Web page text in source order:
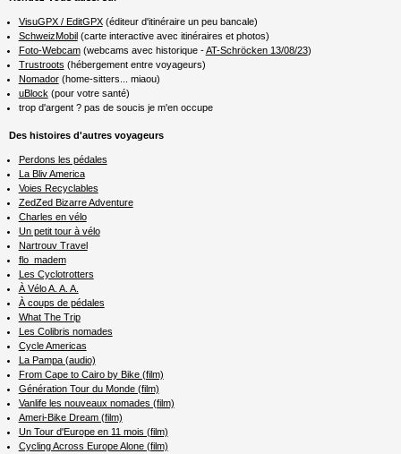
VisuGPX / EditGPX(éditeur d'itinéraire un peu bancale)
SchweizMobil(carte interactive avec itinéraires et photos)
Foto-Webcam(webcams avec historique -AT-Schröcken 13/08/23)
Trustroots (hébergement entre voyageurs)
Nomador(home-sitters... miaou)
uBlock (pour votre santé)
trop d'argent ? pas de soucis je m'en occupe
Des histoires d'autres voyageurs
Perdons les pédales
La Bliv America
Voies Recyclables
ZedZed Bizarre Adventure
Charles en vélo
Un petit tour à vélo
Nartrouv Travel
flo_madem
Les Cyclotrotters
À Vélo A. A. A.
À coups de pédales
What The Trip
Les Colibris nomades
Cycle Americas
La Pampa (audio)
From Cape to Cairo by Bike (film)
Génération Tour du Monde (film)
Vanlife les nouveaux nomades (film)
Ameri-Bike Dream (film)
Un Tour d'Europe en 11 mois (film)
Cycling Across Europe Alone (film)